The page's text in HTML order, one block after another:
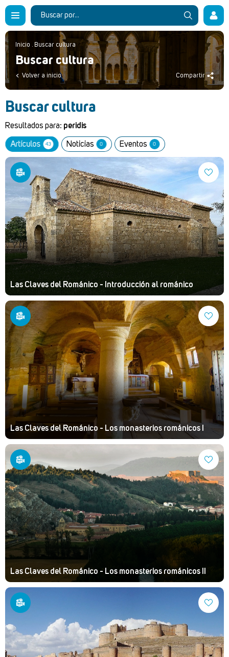
Inicio . Buscar cultura
Buscar cultura
Volver a inicio Compartir
Buscar cultura
Resultados para: peridis
Artículos 43 Noticias 0 Eventos 0
Las Claves del Románico - Introducción al románico
Las Claves del Románico - Los monasterios románicos I
Las Claves del Románico - Los monasterios románicos II